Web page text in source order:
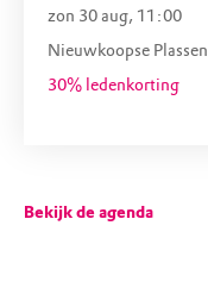
zon 30 aug, 11:00
Nieuwkoopse Plassen
30% ledenkorting
Bekijk de agenda